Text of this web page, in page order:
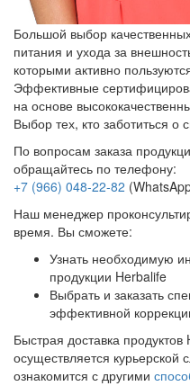
Большой выбор
питания и ухода за
которыми активно
Эффективные
на основе
Выбор тех, кто заботиться о
По вопросам заказа
обращайтесь по телефону:
+7 (966) 048-22-82
Наш менеджер
время. Вы сможете:
Узнать необходимую
продукции Herbalife
Выбрать и заказать
эффективной
Быстрая доставка
осуществляется
ознакомится с другими